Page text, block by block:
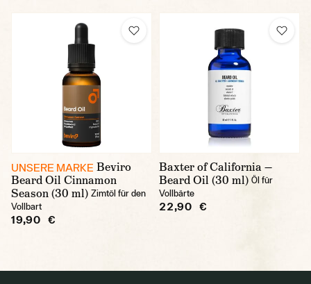
UNSERE MARKE Beviro
Beard Oil Cinnamon
Season (30 ml) Zimtöl für den
Vollbart
19,90 €
Baxter of California —
Beard Oil (30 ml) Öl für
Vollbärte
22,90 €